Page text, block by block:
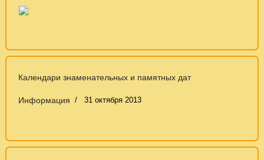
Календари знаменательных и памятных дат
Информация 31 октября 2013